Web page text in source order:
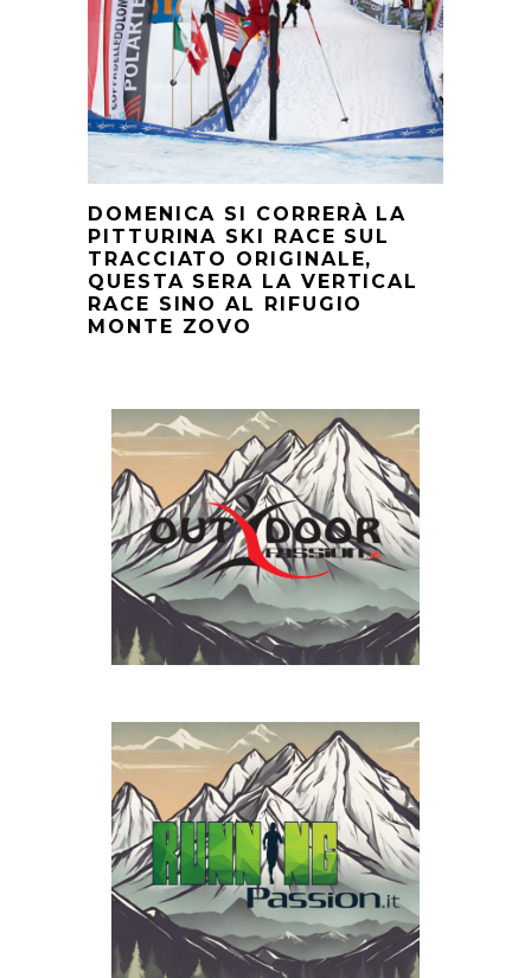
DOMENICA SI CORRERÀ LA
PITTURINA SKI RACE SUL
TRACCIATO ORIGINALE,
QUESTA SERA LA VERTICAL
RACE SINO AL RIFUGIO
MONTE ZOVO